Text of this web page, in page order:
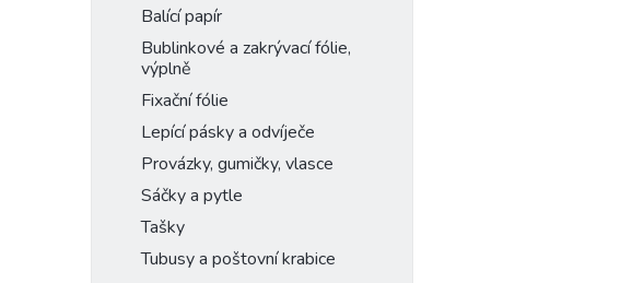
Balící papír
Bublinkové a zakrývací fólie,
výplně
Fixační fólie
Lepící pásky a odvíječe
Provázky, gumičky, vlasce
Sáčky a pytle
Tašky
Tubusy a poštovní krabice